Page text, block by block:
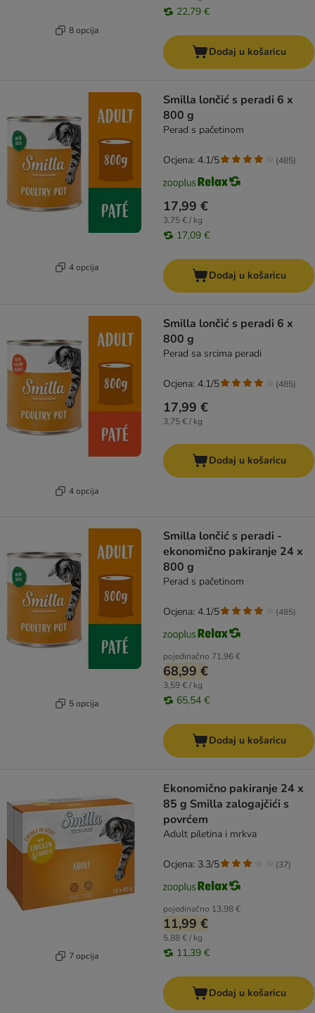
8 opcija
22,79 €
Dodaj u košaricu
4 opcija
Smilla lončić s peradi 6 x
800 g
Perad s pačetinom
17,99 €
3,75 € / kg
17,09 €
Ocjena: 4.1/5 (485)
Dodaj u košaricu
4 opcija
Smilla lončić s peradi 6 x
800 g
Perad sa srcima peradi
17,99 €
3,75 € / kg
Ocjena: 4.1/5 (485)
Dodaj u košaricu
5 opcija
Smilla lončić s peradi -
ekonomično pakiranje 24 x
800 g
Perad s pačetinom
pojedinačno 71,96 €
68,99 €
3,59 € / kg
65,54 €
Ocjena: 4.1/5 (485)
Dodaj u košaricu
7 opcija
Ekonomično pakiranje 24 x
85 g Smilla zalogajčići s
povrćem
Adult piletina i mrkva
pojedinačno 13,98 €
11,99 €
5,88 € / kg
11,39 €
Ocjena: 3.3/5 (37)
Dodaj u košaricu